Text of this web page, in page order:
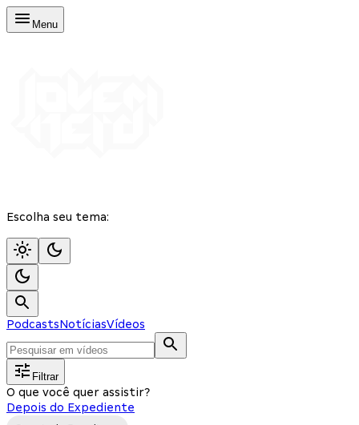
Menu
Escolha seu tema:
PodcastsNotíciasVídeos
Filtrar
O que você quer assistir?
Depois do Expediente